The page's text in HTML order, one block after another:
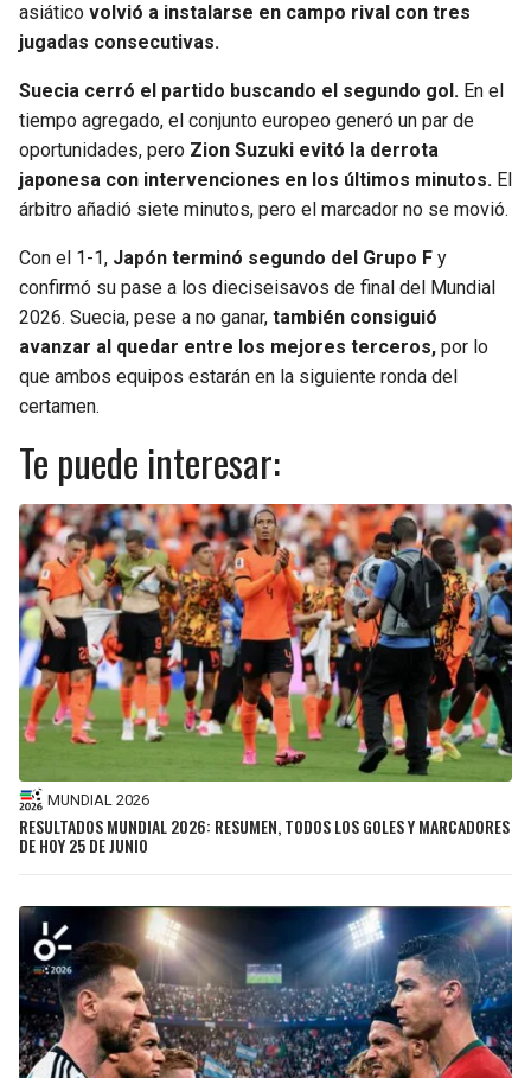
asiático volvió a instalarse en campo rival con tres
jugadas consecutivas.
Suecia cerró el partido buscando el segundo gol. En el
tiempo agregado, el conjunto europeo generó un par de
oportunidades, pero Zion Suzuki evitó la derrota
japonesa con intervenciones en los últimos minutos. El
árbitro añadió siete minutos, pero el marcador no se movió.
Con el 1-1, Japón terminó segundo del Grupo F y
confirmó su pase a los dieciseisavos de final del Mundial
2026. Suecia, pese a no ganar, también consiguió
avanzar al quedar entre los mejores terceros, por lo
que ambos equipos estarán en la siguiente ronda del
certamen.
Te puede interesar:
MUNDIAL 2026
RESULTADOS MUNDIAL 2026: RESUMEN, TODOS LOS GOLES Y MARCADORES
DE HOY 25 DE JUNIO